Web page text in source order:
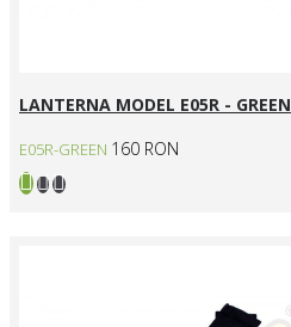
LANTERNA MODEL E05R - GREEN
E05R-GREEN 160 RON